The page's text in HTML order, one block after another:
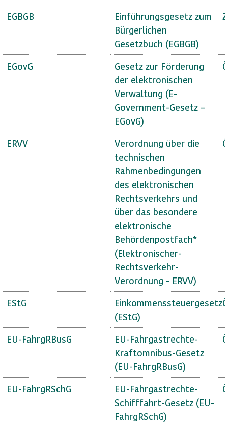
EGBGB
Einführungsgesetz zum
Bürgerlichen
Gesetzbuch (EGBGB)
EGovG
Gesetz zur Förderung
der elektronischen
Verwaltung (E-
Government-Gesetz –
EGovG)
ERVV
Verordnung über die
technischen
Rahmenbedingungen
des elektronischen
Rechtsverkehrs und
über das besondere
elektronische
Behördenpostfach*
(Elektronischer-
Rechtsverkehr-
Verordnung - ERVV)
EStG
Einkommenssteuergesetz
(EStG)
EU-FahrgRBusG
EU-Fahrgastrechte-
Kraftomnibus-Gesetz
(EU-FahrgRBusG)
EU-FahrgRSchG
EU-Fahrgastrechte-
Schifffahrt-Gesetz (EU-
FahrgRSchG)